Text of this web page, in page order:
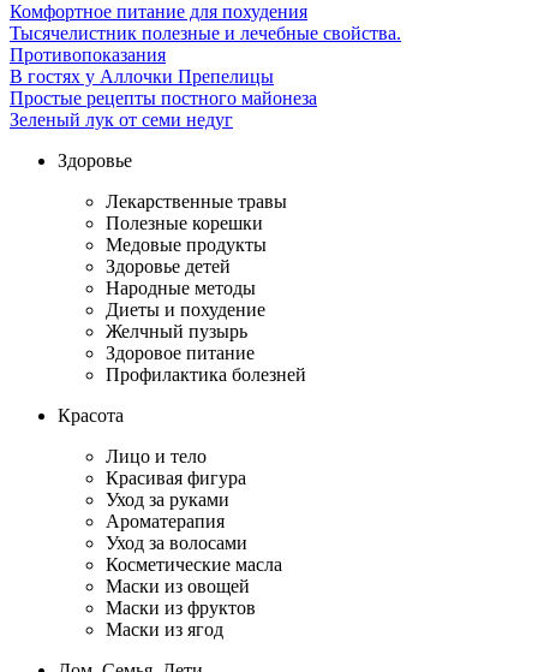
Комфортное питание для похудения
Тысячелистник полезные и лечебные свойства.
Противопоказания
В гостях у Аллочки Препелицы
Простые рецепты постного майонеза
Зеленый лук от семи недуг
Здоровье
Лекарственные травы
Полезные корешки
Медовые продукты
Здоровье детей
Народные методы
Диеты и похудение
Желчный пузырь
Здоровое питание
Профилактика болезней
Красота
Лицо и тело
Красивая фигура
Уход за руками
Ароматерапия
Уход за волосами
Косметические масла
Маски из овощей
Маски из фруктов
Маски из ягод